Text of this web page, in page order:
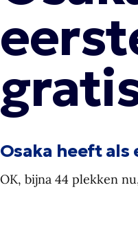
Osaka heeft als
OK, bijna 44 plekken